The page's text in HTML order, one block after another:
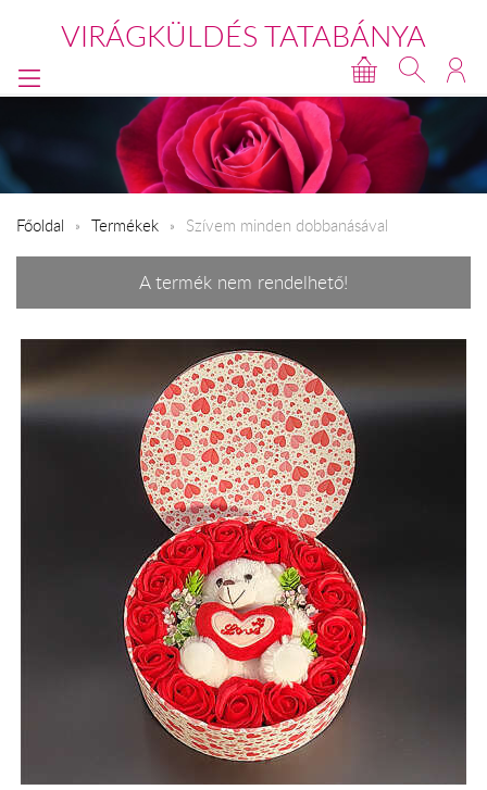
VIRÁGKÜLDÉS TATABÁNYA
Főoldal Termékek Szívem minden dobbanásával
A termék nem rendelhető!